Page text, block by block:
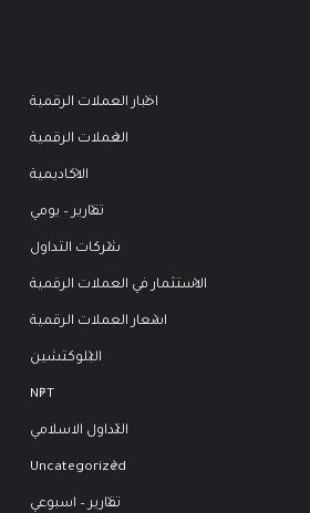
اخبار العملات الرقمية
العملات الرقمية
الاكاديمية
تقارير – يومي
شركات التداول
الاستثمار في العملات الرقمية
اسعار العملات الرقمية
البلوكتشين
NFT
التداول الاسلامي
Uncategorized
تقارير – اسبوعي